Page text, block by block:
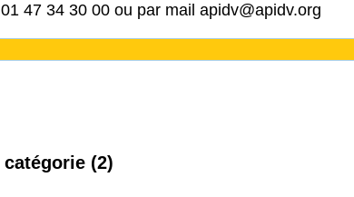
47 34 30 00 ou par mail apidv@apidv.org
(2)